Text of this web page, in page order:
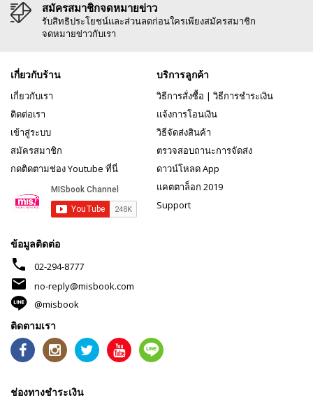
สมัครสมาชิกจดหมายข่าว
รับสิทธิประโยชน์และส่วนลดก่อนใครเพียงสมัครสมาชิก
จดหมายข่าวกับเรา
เกี่ยวกับร้าน
เกี่ยวกับเรา
ติดต่อเรา
เข้าสู่ระบบ
สมัครสมาชิก
กดติดตามช่อง Youtube ที่นี่
บริการลูกค้า
วิธีการสั่งซื้อ | วิธีการชำระเงิน
แจ้งการโอนเงิน
วิธีจัดส่งสินค้า
ตรวจสอบถานะการจัดส่ง
ดาวน์โหลด App
แคตตาล็อก 2019
Support
ข้อมูลติดต่อ
phone 02-294-8777
mail
no-reply@misbook.com
@misbook
ติดตามเรา
ช่องทางชำระเงิน